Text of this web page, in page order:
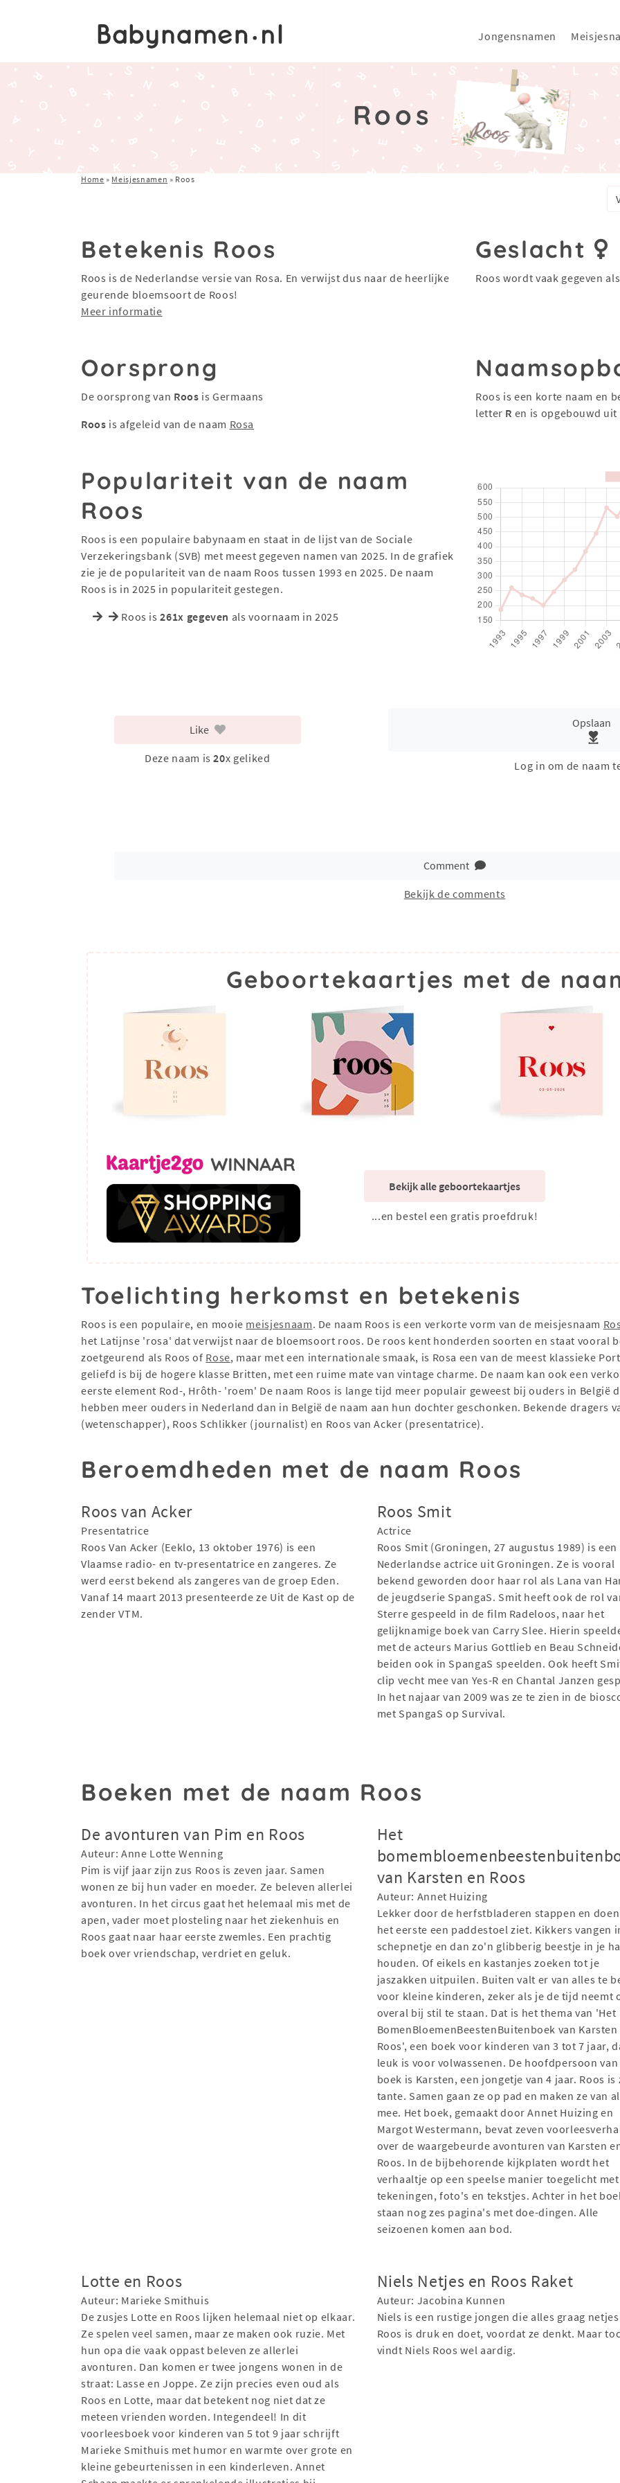
Jongensnamen
Roos
Home » Meisjesnamen » Roos
Betekenis Roos
Roos is de Nederlandse versie van Rosa. En verwijst dus naar de heerlijke
geurende bloemsoort de Roos!
Meer informatie
Geslacht
Roos wordt vaak gegeven als
Oorsprong
De oorsprong van Roos is Germaans
Roos is afgeleid van de naam Rosa
Roos is een korte naam en
letter R en is opgebouwd uit
Populariteit van de naam
Roos
Roos is een populaire babynaam en staat in de lijst van de Sociale
Verzekeringsbank (SVB) met meest gegeven namen van 2025. In de grafiek
zie je de populariteit van de naam Roos tussen 1993 en 2025. De naam
Roos is in 2025 in populariteit gestegen.
Roos is261x gegeven als voornaam in 2025
Like
Deze naam is20x geliked
Opslaan
Log in om de naam
Comment
Bekijk de comments
Geboortekaartjes met de
Bekijk alle geboortekaartjes
...en bestel een gratis proefdruk!
Toelichting herkomst en betekenis
Roos is een populaire, en mooie meisjesnaam. De naam Roos is een verkorte vorm van de meisjesnaam
het Latijnse 'rosa' dat verwijst naar de bloemsoort roos. De roos kent honderden soorten en staat vooral
zoetgeurend als Roos of Rose, maar met een internationale smaak, is Rosa een van de meest klassieke
geliefd is bij de hogere klasse Britten, met een ruime mate van vintage charme. De naam kan ook een
eerste element Rod-, Hrôth- 'roem' De naam Roos is lange tijd meer populair geweest bij ouders in België
hebben meer ouders in Nederland dan in België de naam aan hun dochter geschonken. Bekende dragers
(wetenschapper), Roos Schlikker (journalist) en Roos van Acker (presentatrice).
Beroemdheden met de naam Roos
Roos van Acker
Presentatrice
Roos Van Acker (Eeklo, 13 oktober 1976) is een
Vlaamse radio- en tv-presentatrice en zangeres. Ze
werd eerst bekend als zangeres van de groep Eden.
Vanaf 14 maart 2013 presenteerde ze Uit de Kast op de
zender VTM.
Roos Smit
Actrice
Roos Smit (Groningen, 27 augustus 1989) is een
Nederlandse actrice uit Groningen. Ze is vooral
bekend geworden door haar rol als Lana van
de jeugdserie SpangaS. Smit heeft ook de rol
Sterre gespeeld in de film Radeloos, naar het
gelijknamige boek van Carry Slee. Hierin
met de acteurs Marius Gottlieb en Beau
beiden ook in SpangaS speelden. Ook heeft
clip vecht mee van Yes-R en Chantal Janzen
In het najaar van 2009 was ze te zien in de
met SpangaS op Survival.
Boeken met de naam Roos
De avonturen van Pim en Roos
Auteur: Anne Lotte Wenning
Pim is vijf jaar zijn zus Roos is zeven jaar. Samen
wonen ze bij hun vader en moeder. Ze beleven allerlei
avonturen. In het circus gaat het helemaal mis met de
apen, vader moet plosteling naar het ziekenhuis en
Roos gaat naar haar eerste zwemles. Een prachtig
boek over vriendschap, verdriet en geluk.
Het
van Karsten en Roos
Auteur: Annet Huizing
Lekker door de herfstbladeren stappen en
het eerste een paddestoel ziet. Kikkers vangen
schepnetje en dan zo'n glibberig beestje in je
houden. Of eikels en kastanjes zoeken tot je
jaszakken uitpuilen. Buiten valt er van alles te
voor kleine kinderen, zeker als je de tijd neemt
overal bij stil te staan. Dat is het thema van 'Het
BomenBloemenBeestenBuitenboek van Karsten
Roos', een boek voor kinderen van 3 tot 7 jaar,
leuk is voor volwassenen. De hoofdpersoon
boek is Karsten, een jongetje van 4 jaar. Roos is
tante. Samen gaan ze op pad en maken ze van
mee. Het boek, gemaakt door Annet Huizing en
Margot Westermann, bevat zeven
over de waargebeurde avonturen van Karsten
Roos. In de bijbehorende kijkplaten wordt het
verhaaltje op een speelse manier toegelicht met
tekeningen, foto's en tekstjes. Achter in het
staan nog zes pagina's met doe-dingen. Alle
seizoenen komen aan bod.
Lotte en Roos
Auteur: Marieke Smithuis
De zusjes Lotte en Roos lijken helemaal niet op elkaar.
Ze spelen veel samen, maar ze maken ook ruzie. Met
hun opa die vaak oppast beleven ze allerlei
avonturen. Dan komen er twee jongens wonen in de
straat: Lasse en Joppe. Ze zijn precies even oud als
Roos en Lotte, maar dat betekent nog niet dat ze
meteen vrienden worden. Integendeel! In dit
voorleesboek voor kinderen van 5 tot 9 jaar schrijft
Marieke Smithuis met humor en warmte over grote en
kleine gebeurtenissen in een kinderleven. Annet
Niels Netjes en Roos Raket
Auteur: Jacobina Kunnen
Niels is een rustige jongen die alles graag
Roos is druk en doet, voordat ze denkt. Maar
vindt Niels Roos wel aardig.